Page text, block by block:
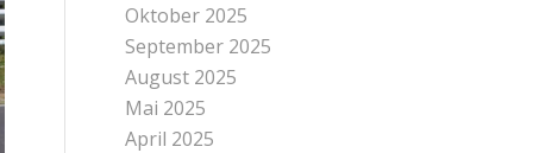
Oktober 2025
September 2025
August 2025
Mai 2025
April 2025